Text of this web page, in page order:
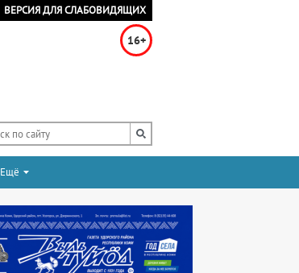
ВЕРСИЯ ДЛЯ СЛАБОВИДЯЩИХ
16+
Ещё